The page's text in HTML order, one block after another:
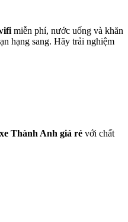
miễn phí, nước uống và khăn
hạng sang. Hãy trải nghiệm
Thành Anh giá rẻ với chất